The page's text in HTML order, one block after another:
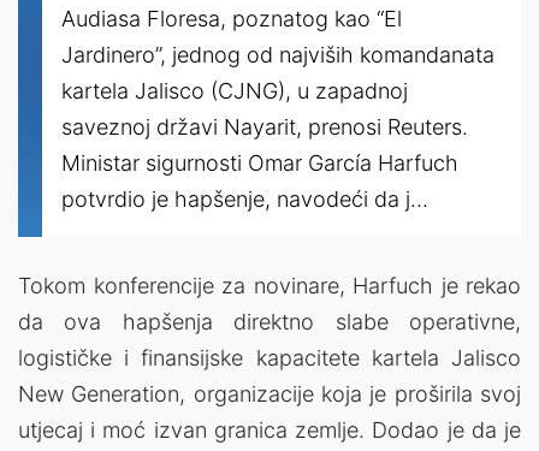
Audiasa Floresa, poznatog kao “El
Jardinero”, jednog od najviših komandanata
kartela Jalisco (CJNG), u zapadnoj
saveznoj državi Nayarit, prenosi Reuters.
Ministar sigurnosti Omar García Harfuch
potvrdio je hapšenje, navodeći da j...
Tokom konferencije za novinare, Harfuch je rekao
da ova hapšenja direktno slabe operativne,
logističke i finansijske kapacitete kartela Jalisco
New Generation, organizacije koja je proširila svoj
utjecaj i moć izvan granica zemlje. Dodao je da je